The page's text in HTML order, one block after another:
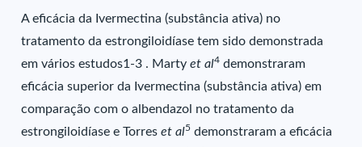
A eficácia da Ivermectina (substância ativa) no
tratamento da estrongiloidíase tem sido demonstrada
em vários estudos1-3 . Marty et al4 demonstraram
eficácia superior da Ivermectina (substância ativa) em
comparação com o albendazol no tratamento da
estrongiloidíase e Torreset al5 demonstraram a eficácia